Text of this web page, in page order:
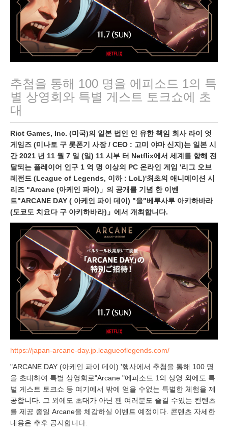
1
추첨을 통해 100 명을 에피소드 1의 특
별 상영회와 특별 게스트 토크쇼에 초
대
Riot Games, Inc. (미국)의 일본 법인 인 유한 책임 회사 라이 엇
게임즈 (미나토 구 롯폰기 사장 / CEO : 고미 야마 신지)는 일본 시
간 2021 년 11 월 7 일 (일) 11 시부 터 Netflix에서 세계를 향해 전
달되는 플레이어 인구 1 억 명 이상의 PC 온라인 게임 '리그 오브
레전드 (League of Legends, 이하 : LoL)'최초의 애니메이션 시
리즈 "Arcane (아케인 파이)」의 공개를 기념 한 이벤
트"ARCANE DAY ( 아케인 파이 데이) "을"베루사루 아키하바라
(도쿄도 치요다 구 아키하바라)」에서 개최합니다.
https://japan-arcane-day.jp.leagueoflegends.com/
"ARCANE DAY (아케인 파이 데이) '행사에서 추첨을 통해 100 명
을 초대하여 특별 상영회로"Arcane "에피소드 1의 상영 외에도 특
별 게스트 토크쇼 등 여기에서 밖에 얻을 수없는 특별한 체험을 제
공합니다. 그 외에도 초대가 아닌 팬 여러분도 즐길 수있는 컨텐츠
를 제공 종일 Arcane을 체감하실 이벤트 예정이다. 콘텐츠 자세한
내용은 추후 공지합니다.